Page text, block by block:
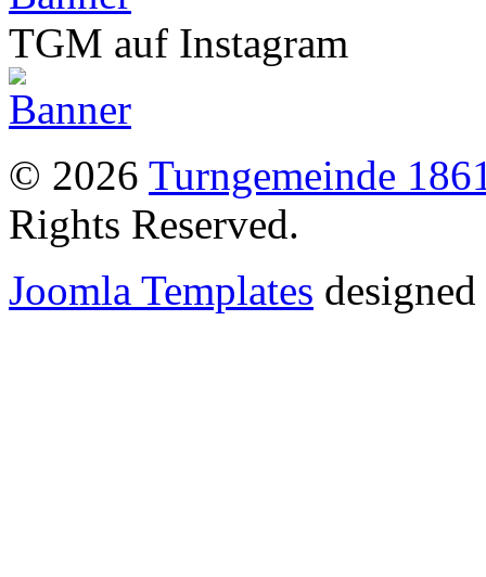
TGM auf Instagram
© 2026 Turngemeinde
Rights Reserved.
Joomla Templates